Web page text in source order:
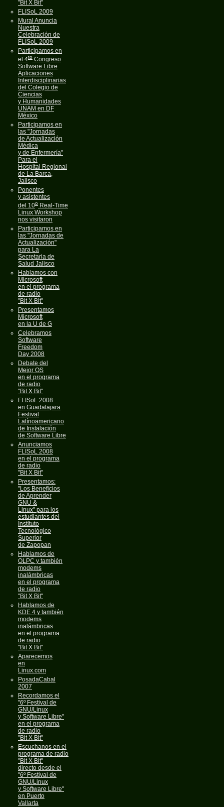
"Bit X Bit"
FLISoL 2009
Mural Anuncia
Nuestra
Celebración de
FLISoL 2009
Participamos en
el 4to Congreso
Software Libre
Aplicaciones
Interdisciplinarias
del Colegio de
Ciencias
y Humanidades
UNAM en DF
México
Participamos en
las "Jornadas
de Actualización
Médica
y de Enfermería"
Para el
Hospital Regional
de La Barca,
Jalisco
Ponentes
y asistentes
del 10o Real-Time
Linux Workshop
nos visitaron
Participamos en
las "Jornadas de
Actualización"
para La
Secretaria de
Salud Jalisco
Hablamos con
Microsoft
en el programa
de radio
"Bit X Bit"
Presentamos
Microsoft
en la U de G
Celebramos
Software
Freedom
Day 2008
Debate del
Mejor OS
en el programa
de radio
"Bit X Bit"
FLISoL 2008
en Guadalajara
Festival
Latínoamericano
de Instalación
de Software Libre
Anunciamos
FLISoL 2008
en el programa
de radio
"Bit X Bit"
Presentamos:
"Los Beneficios
de Aprender
GNU &
Linux" para los
estudiantes del
Instituto
Tecnológico
Superior
de Zapopan
Hablamos de
OLPC y también
modems
inalámbricas
en el programa
de radio
"Bit X Bit"
Hablamos de
KDE 4 y también
modems
inalámbricas
en el programa
de radio
"Bit X Bit"
Aparecemos
en
Linux.com
PosadaCabal
2007
Recordamos el
"6º Festival de
GNU/Linux
y Software Libre"
en el programa
de radio
"Bit X Bit"
Escuchanos en el
programa de radio
"Bit X Bit"
directo desde el
"6º Festival de
GNU/Linux
y Software Libre"
en Puerto
Vallarta